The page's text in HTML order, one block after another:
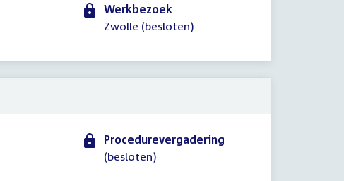
Werkbezoek
Zwolle (besloten)
Procedurevergadering
(besloten)